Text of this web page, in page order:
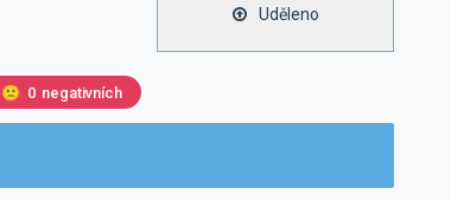
Uděleno
🙁 0 negativních